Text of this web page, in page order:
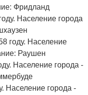
Фридланд
Население города
году. Население
Раушен
Население города -
Население города -